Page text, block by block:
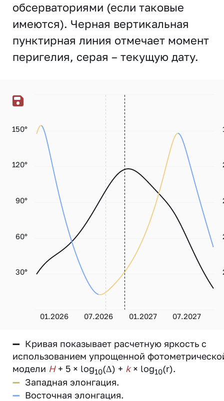
обсерваториями (если таковые
имеются). Черная вертикальная
пунктирная линия отмечает момент
перигелия, серая – текущую дату.
01.2026 07.2026 01.2027 07.2027
30°
60°
90°
120°
150°
— Кривая показывает расчетную яркость с
использованием упрощенной
модели H+ 5 × log10(Δ) + k× log10(r).
— Западная элонгация.
— Восточная элонгация.